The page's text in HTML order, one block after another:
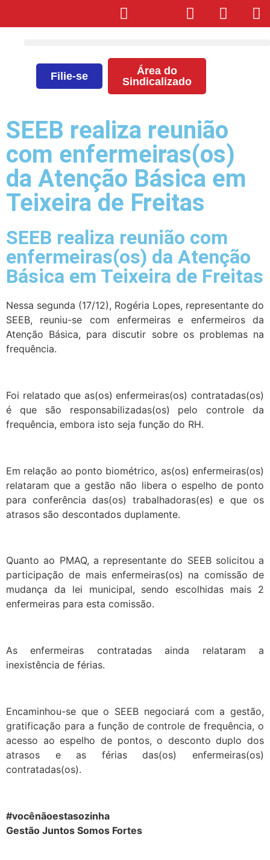
Filie-se
Área do
Sindicalizado
SEEB realiza reunião
com enfermeiras(os)
da Atenção Básica em
Teixeira de Freitas
SEEB realiza reunião com
enfermeiras(os) da Atenção
Básica em Teixeira de Freitas
Nessa segunda (17/12), Rogéria Lopes, representante do
SEEB, reuniu-se com enfermeiras e enfermeiros da
Atenção Básica, para discutir sobre os problemas na
frequência.
Foi relatado que as(os) enfermeiras(os) contratadas(os)
é que são responsabilizadas(os) pelo controle da
frequência, embora isto seja função do RH.
Em relação ao ponto biométrico, as(os) enfermeiras(os)
relataram que a gestão não libera o espelho de ponto
para conferência das(os) trabalhadoras(es) e que os
atrasos são descontados duplamente.
Quanto ao PMAQ, a representante do SEEB solicitou a
participação de mais enfermeiras(os) na comissão de
mudança da lei municipal, sendo escolhidas mais 2
enfermeiras para esta comissão.
As enfermeiras contratadas ainda relataram a
inexistência de férias.
Encaminhou-se que o SEEB negociará com a gestão,
gratificação para a função de controle de frequência, o
acesso ao espelho de pontos, o desconto duplo dos
atrasos e as férias das(os) enfermeiras(os)
contratadas(os).
#vocênãoestasozinha
Gestão Juntos Somos Fortes